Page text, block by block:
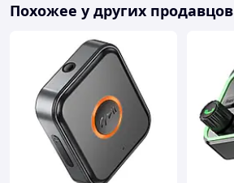
Похожее у других продавцов